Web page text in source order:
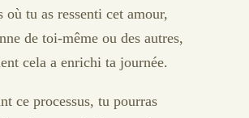
où tu as ressenti cet amour,
de toi-même ou des autres,
cela a enrichi ta journée.
ce processus, tu pourras